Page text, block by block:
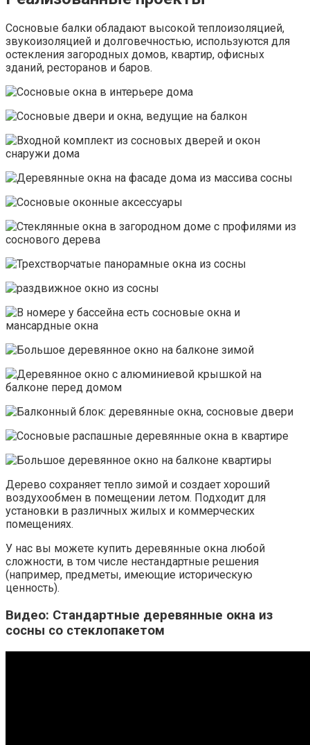
Сосновые балки обладают высокой теплоизоляцией,
звукоизоляцией и долговечностью, используются для
остекления загородных домов, квартир, офисных
зданий, ресторанов и баров.
Дерево сохраняет тепло зимой и создает хороший
воздухообмен в помещении летом. Подходит для
установки в различных жилых и коммерческих
помещениях.
У нас вы можете купить деревянные окна любой
сложности, в том числе нестандартные решения
(например, предметы, имеющие историческую
ценность).
Видео: Стандартные деревянные окна из
сосны со стеклопакетом